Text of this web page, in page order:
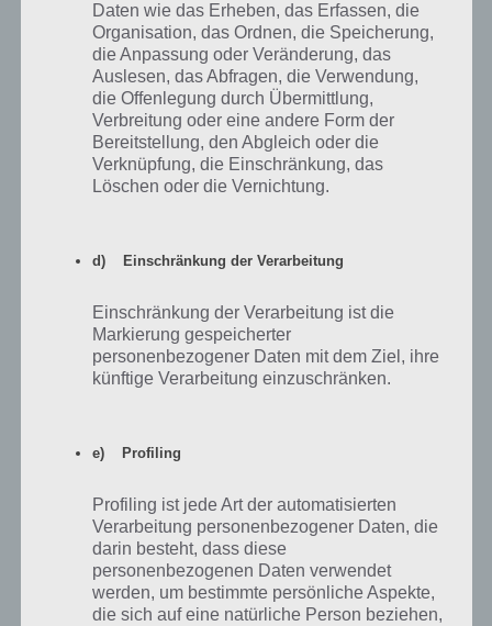
Das Leben ist ein Spiel: Start der Tipp-Ball
Storyline in Simpsons Springfield
Das Leben ist ein Spiel startet automatisch, nachdem ihr das
Simpsons Springfield Update installiert habt. Dafür solltet ihr euch
Homer und Lisa freihalten, denn nach nur wenigen Minuten könnt
ihr Tipp-Ball spielen.
ein Spiel
Insgesamt besteht die Storyline aus 13 Teilen. Die Tabelle werden wir
dabei stetig ergänzen. Als netter Nebeneffekt bekommt ihr bei
etlichen Erledigen von den Questaufgaben auch Schaumstoffhände.
Daten wie das Erheben, das Erfassen, die
Organisation, das Ordnen, die Speicherung,
die Anpassung oder Veränderung, das
Auslesen, das Abfragen, die Verwendung,
die Offenlegung durch Übermittlung,
Verbreitung oder eine andere Form der
Bereitstellung, den Abgleich oder die
Verknüpfung, die Einschränkung, das
Löschen oder die Vernichtung.
d) Einschränkung der Verarbeitung
Einschränkung der Verarbeitung ist die
Markierung gespeicherter
personenbezogener Daten mit dem Ziel, ihre
künftige Verarbeitung einzuschränken.
e) Profiling
Profiling ist jede Art der automatisierten
Verarbeitung personenbezogener Daten, die
darin besteht, dass diese
personenbezogenen Daten verwendet
werden, um bestimmte persönliche Aspekte,
die sich auf eine natürliche Person beziehen,